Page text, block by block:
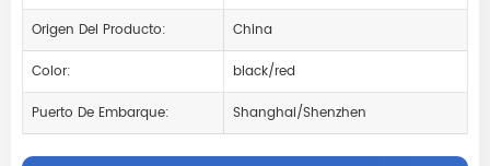
Origen Del Producto:
China
Color:
black/red
Puerto De Embarque:
Shanghai/Shenzhen